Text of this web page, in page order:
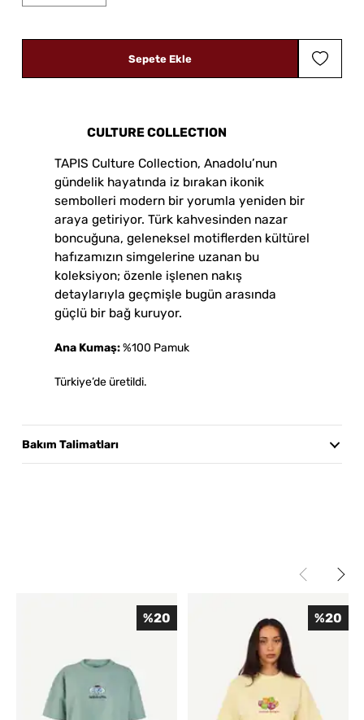
CULTURE COLLECTION
TAPIS Culture Collection, Anadolu’nun
gündelik hayatında iz bırakan ikonik
sembolleri modern bir yorumla yeniden bir
araya getiriyor. Türk kahvesinden nazar
boncuğuna, geleneksel motiflerden kültürel
hafızamızın simgelerine uzanan bu
koleksiyon; özenle işlenen nakış
detaylarıyla geçmişle bugün arasında
güçlü bir bağ kuruyor.
Ana Kumaş:%100 Pamuk
Türkiye’de üretildi.
Bakım Talimatları
Sepete Ekle
%20 %20